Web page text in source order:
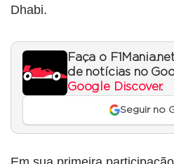
Dhabi.
Faça o
de notícias no
Google Discover.
Seguir no